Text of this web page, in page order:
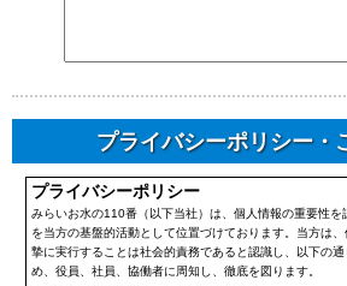
プライバシーポリシー・
プライバシーポリシー
みらいお水の110番（以下当社）は、個人情報の重要性を
を当方の基盤的活動として位置づけております。当方は
摯に実行することは社会的責務であると認識し、以下の
め、役員、社員、協働者に周知し、徹底を図ります。